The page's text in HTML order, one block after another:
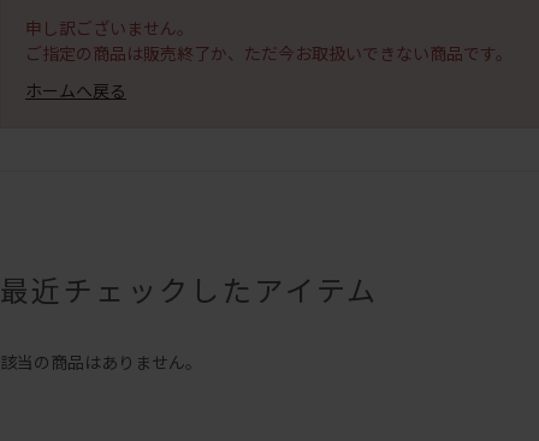
申し訳ございません。
ご指定の商品は販売終了か、ただ今お取扱いできない商品です。
ホームへ戻る
最近チェックしたアイテム
該当の商品はありません。